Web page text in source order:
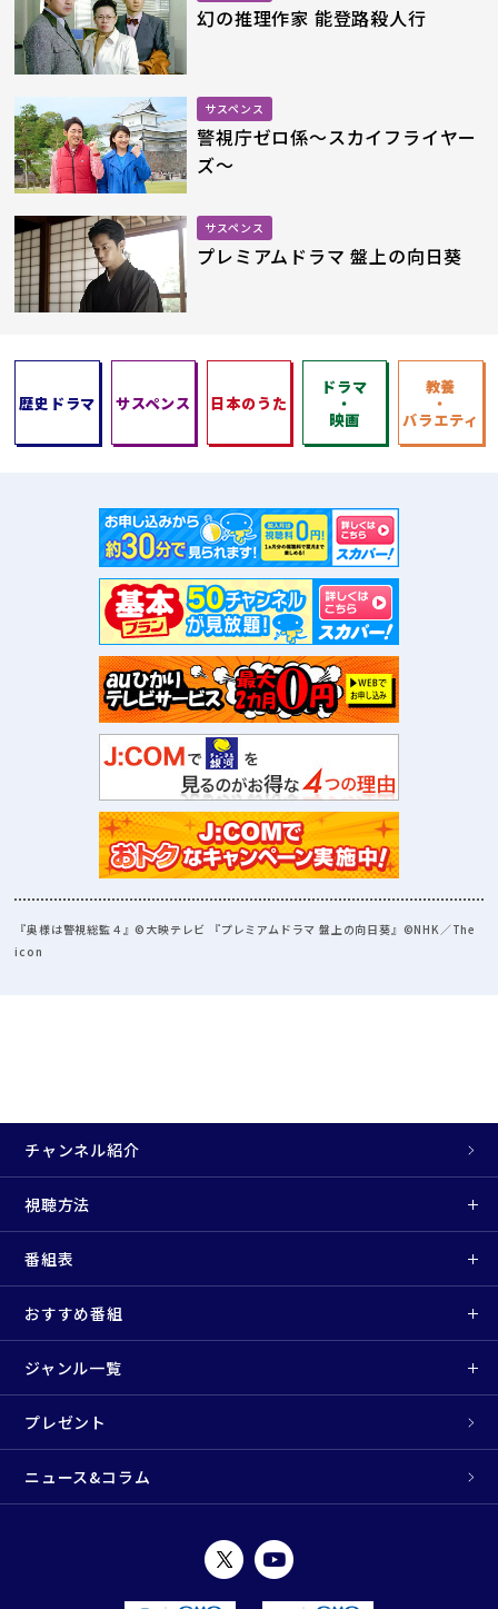
幻の推理作家 能登路殺人行
サスペンス
警視庁ゼロ係～スカイフライヤー
ズ～
サスペンス
プレミアムドラマ 盤上の向日葵
歴史ドラマ サスペンス 日本のうた
ドラマ
・
映画
教養
・
バラエティ
『奥様は警視総監４』©大映テレビ 『プレミアムドラマ 盤上の向日葵』©NHK／The
icon
チャンネル紹介
視聴方法
番組表
おすすめ番組
ジャンル一覧
プレゼント
ニュース&コラム